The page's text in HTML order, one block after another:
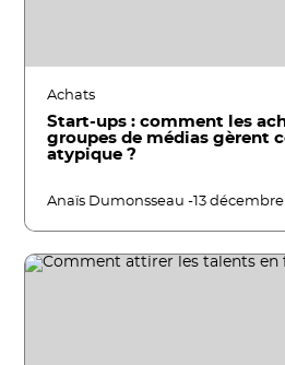
Achats
Start-ups : comment les
groupes de médias gèrent
atypique ?
Anaïs Dumonsseau -13 décembre